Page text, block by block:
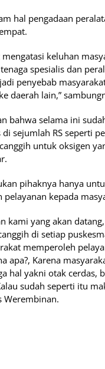
hal pengadaan
mengatasi keluhan
spesialis dan
penyebab
daerah lain,”
bahwa selama ini
sejumlah RS seperti
untuk oksigen
pihaknya hanya
pelayanan kepada
kami yang akan
di setiap
memperoleh
apa?, Karena
hal yakni otak cerdas,
sudah seperti itu
Werembinan.